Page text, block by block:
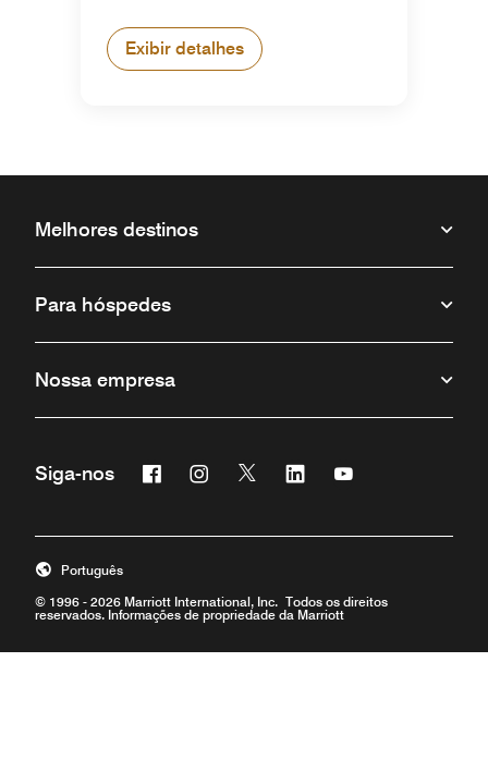
Exibir detalhes
Melhores destinos
Para hóspedes
Nossa empresa
Siga-nos FacebookInstagram
Twitter Linkedin
© 1996 - 2026 Marriott International, Inc. Todos os direitos
reservados. Informações de propriedade da Marriott
Português